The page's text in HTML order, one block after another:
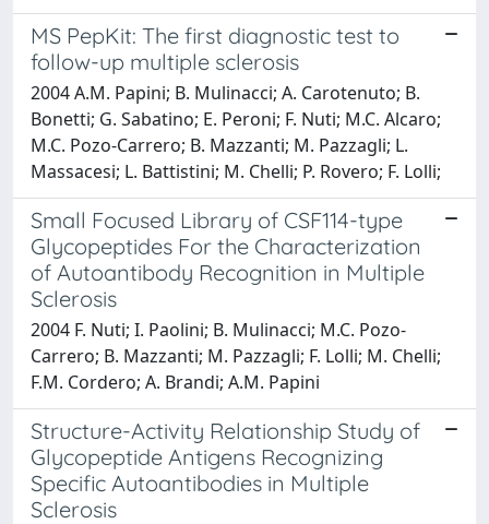
MS PepKit: The first diagnostic test to
follow-up multiple sclerosis
2004 A.M. Papini; B. Mulinacci; A. Carotenuto; B.
Bonetti; G. Sabatino; E. Peroni; F. Nuti; M.C. Alcaro;
M.C. Pozo-Carrero; B. Mazzanti; M. Pazzagli; L.
Massacesi; L. Battistini; M. Chelli; P. Rovero; F. Lolli;
Small Focused Library of CSF114-type
Glycopeptides For the Characterization
of Autoantibody Recognition in Multiple
Sclerosis
2004 F. Nuti; I. Paolini; B. Mulinacci; M.C. Pozo-
Carrero; B. Mazzanti; M. Pazzagli; F. Lolli; M. Chelli;
F.M. Cordero; A. Brandi; A.M. Papini
Structure-Activity Relationship Study of
Glycopeptide Antigens Recognizing
Specific Autoantibodies in Multiple
Sclerosis